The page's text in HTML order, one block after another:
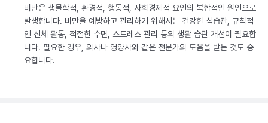
비만은 생물학적, 환경적, 행동적, 사회경제적 요인의 복합적인 원인으로
발생합니다. 비만을 예방하고 관리하기 위해서는 건강한 식습관, 규칙적
인 신체 활동, 적절한 수면, 스트레스 관리 등의 생활 습관 개선이 필요합
니다. 필요한 경우, 의사나 영양사와 같은 전문가의 도움을 받는 것도 중
요합니다.